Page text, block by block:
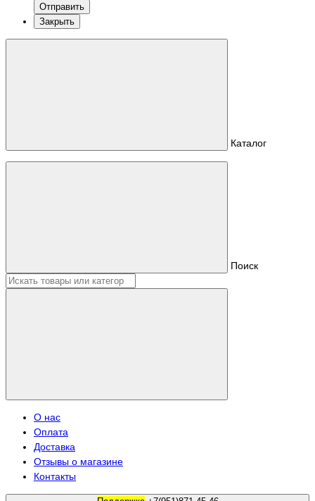
Отправить
Закрыть
Каталог
Поиск
О нас
Оплата
Доставка
Отзывы о магазине
Контакты